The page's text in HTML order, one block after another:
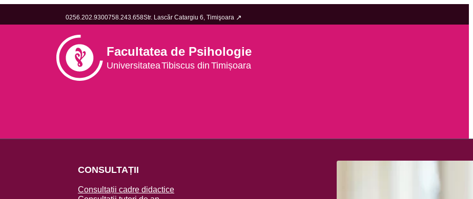
0256.202.9300758.243.658Str. Lascăr Catargiu 6, Timişoara
Universitatea Tibiscus din Timișoara
Facultatea de Psihologie
CONSULTAȚII
Consultații cadre didactice